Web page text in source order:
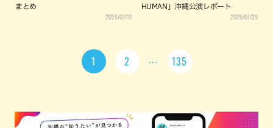
まとめ
2026/07/31
HUMAN」沖縄公演レポート
2026/07/29
1 2 135